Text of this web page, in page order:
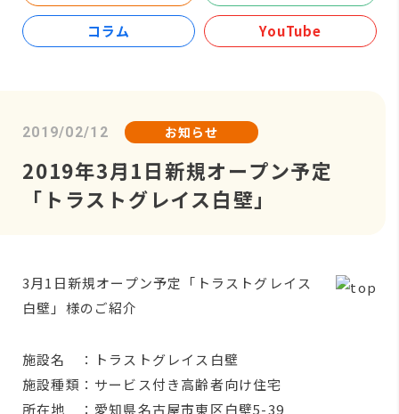
コラム YouTube
2019/02/12 お知らせ
2019年3月1日新規オープン予定
「トラストグレイス白壁」
3月1日新規オープン予定「トラストグレイス
白壁」様のご紹介
施設名 ：トラストグレイス白壁
施設種類：サービス付き高齢者向け住宅
所在地 ：愛知県名古屋市東区白壁5-39